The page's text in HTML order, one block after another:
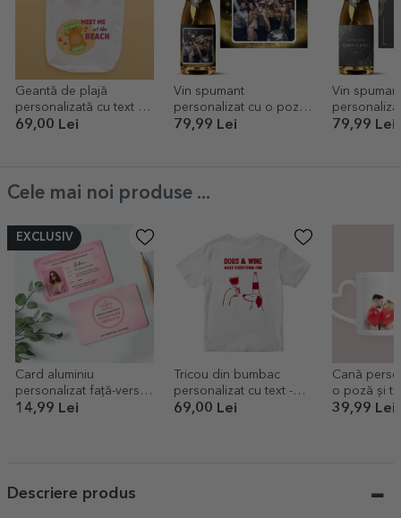
Geantă de plajă
personalizată cu text -
Meet me at the beach
69,00 Lei
Vin spumant
personalizat cu o poză
- Gold
79,99 Lei
Vin
Casă de
79,99 Lei
Cele mai noi produse ...
EXCLUSIV
Card aluminiu
personalizat față-verso
cu o poză și text -
14,99 Lei
Tricou din bumbac
personalizat cu text -
Wine
69,00 Lei
Cană
o poză și
toartă în
39,99 Lei
Descriere produs